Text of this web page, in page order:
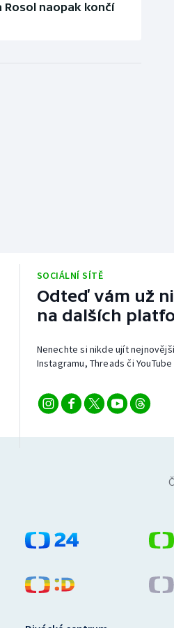
naopak končí
SOCIÁLNÍ SÍTĚ
Odteď vám už
na dalších
Nenechte si nikde ujít
Instagramu, Threads či